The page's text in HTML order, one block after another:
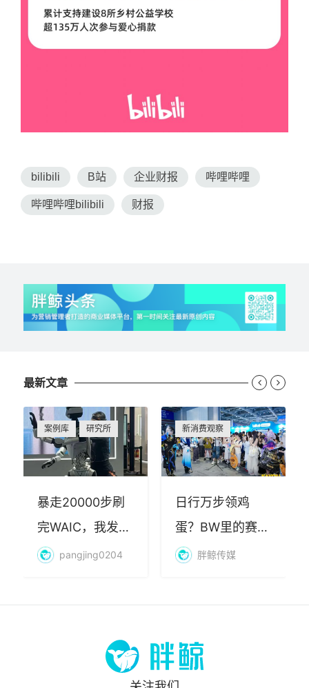
bilibili B站 企业财报 哔哩哔哩
哔哩哔哩bilibili 财报
最新文章
案例库 研究所
暴走20000步刷
完WAIC，我发现
AI最赚钱的不是
pangjing0204
新消费观察
日行万步领鸡
蛋？BW里的赛博
朝圣，藏着品牌
胖鲸传媒
 